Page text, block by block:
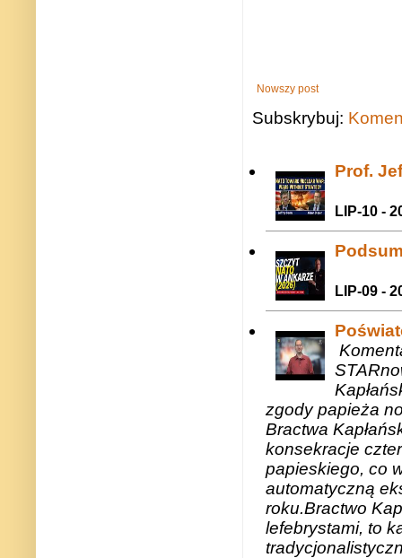
Nowszy post
Subskrybuj:
Prof.
LIP-10 -
LIP-09 -
zgody papieża
Bractwa
konsekracje
papieskiego, co
automatyczną
roku.Bractwo
lefebrystami, to